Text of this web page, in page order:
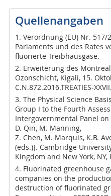
Quellenangaben
1. Verordnung (EU) Nr.
Parlaments und des Rates
fluorierte Treibhausgase.
2. Erweiterung des
Ozonschicht, Kigali, 15.
C.N.872.2016.TREATIES-
3. The Physical Science
Group I to the Fourth
Intergovernmental Panel on
D. Qin, M. Manning,
Z. Chen, M. Marquis, K.B.
(eds.)]. Cambridge
Kingdom and New York, NY,
4. Fluorinated greenhouse
companies on the
destruction of fluorinated